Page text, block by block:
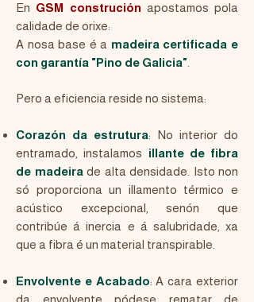
En GSM construción apostamos pola
calidade de orixe:
A nosa base é a madeira certificada e
con garantía "Pino de Galicia"
Pero a eficiencia reside no sistema:
Corazón da estrutura: No interior do
entramado, instalamos illante de fibra
de madeira de alta densidade. Isto non
só proporciona un illamento térmico e
acústico excepcional, senón que
contribúe á inercia e á salubridade, xa
que a fibra é un material transpirable.
Envolvente e Acabado: A cara exterior
da envolvente pódese rematar de